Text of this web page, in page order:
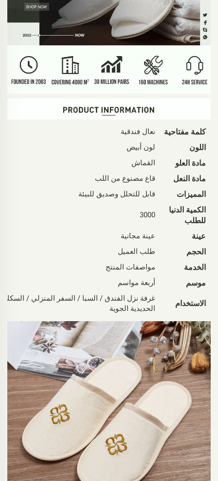
كلمة مفتاحية نعال فندقية
اللون لون أبيض
مادة العلو القماش
مادة النعل قاع مصنوع من اللب
المميزات قابل للتحلل وصديق للبيئة
الكمية الدنيا
للطلب
3000
عينة عينة مجانية
الحجم طلب العميل
الخدمة مواصفات المنتج
موسم أربعة مواسم
الاستخدام
غرفة نزل الفندق / السبا / السفر المنزلي / السكك
الحديدية الجوية